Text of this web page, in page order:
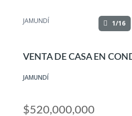
JAMUNDÍ 1/16
VENTA DE CASA EN
JAMUNDÍ
$520,000,000